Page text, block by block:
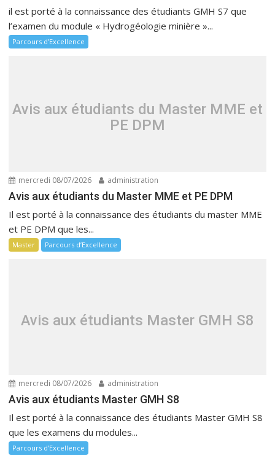
il est porté à la connaissance des étudiants GMH S7 que
l’examen du module « Hydrogéologie minière »...
Parcours d’Excellence
Avis aux étudiants du Master MME et
PE DPM
mercredi 08/07/2026 administration
Avis aux étudiants du Master MME et PE DPM
Il est porté à la connaissance des étudiants du master MME
et PE DPM que les...
Master Parcours d’Excellence
Avis aux étudiants Master GMH S8
mercredi 08/07/2026 administration
Avis aux étudiants Master GMH S8
Il est porté à la connaissance des étudiants Master GMH S8
que les examens du modules...
Parcours d’Excellence